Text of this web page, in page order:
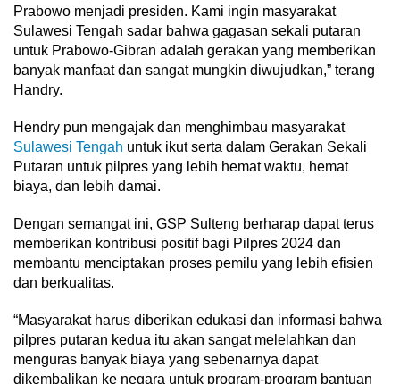
Prabowo menjadi presiden. Kami ingin masyarakat
Sulawesi Tengah sadar bahwa gagasan sekali putaran
untuk Prabowo-Gibran adalah gerakan yang memberikan
banyak manfaat dan sangat mungkin diwujudkan,” terang
Handry.
Hendry pun mengajak dan menghimbau masyarakat
Sulawesi Tengah untuk ikut serta dalam Gerakan Sekali
Putaran untuk pilpres yang lebih hemat waktu, hemat
biaya, dan lebih damai.
Dengan semangat ini, GSP Sulteng berharap dapat terus
memberikan kontribusi positif bagi Pilpres 2024 dan
membantu menciptakan proses pemilu yang lebih efisien
dan berkualitas.
“Masyarakat harus diberikan edukasi dan informasi bahwa
pilpres putaran kedua itu akan sangat melelahkan dan
menguras banyak biaya yang sebenarnya dapat
dikembalikan ke negara untuk program-program bantuan